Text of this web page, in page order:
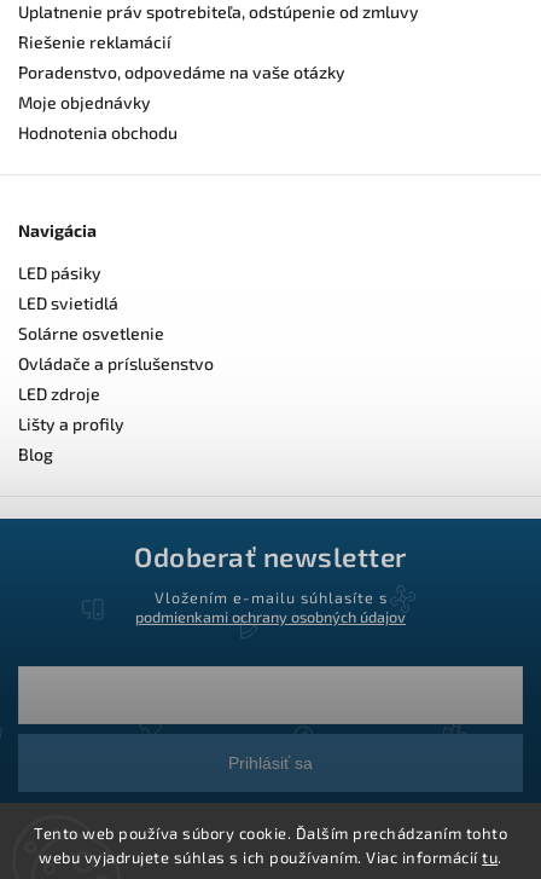
Tento web používa súbory cookie. Ďalším prechádzaním tohto
webu vyjadrujete súhlas s ich používaním. Viac informáciítu.
Uplatnenie práv spotrebiteľa, odstúpenie od zmluvy
Riešenie reklamácií
Poradenstvo, odpovedáme na vaše otázky
Moje objednávky
Hodnotenia obchodu
Navigácia
LED pásiky
LED svietidlá
Solárne osvetlenie
Ovládače a príslušenstvo
LED zdroje
Lišty a profily
Blog
Odoberať newsletter
Vložením e-mailu súhlasíte s
podmienkami ochrany osobných údajov
Prihlásiť sa